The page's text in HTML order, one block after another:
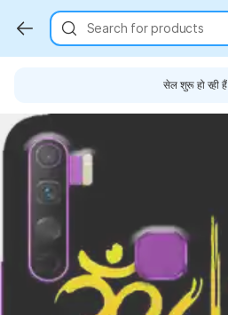
Search for products
सेल शुरू हो रही हैं
Key Highlights